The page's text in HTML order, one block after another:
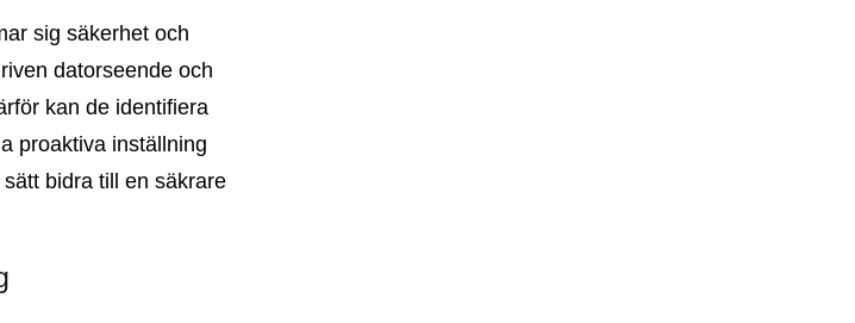
sig säkerhet och
datorseende och
kan de identifiera
proaktiva inställning
bidra till en säkrare